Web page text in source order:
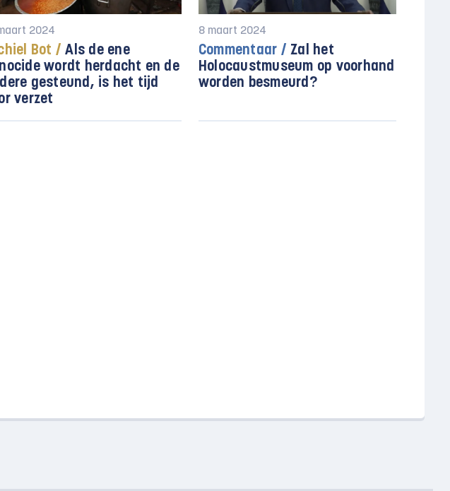
2024
Bot / Als de ene
wordt herdacht en de
gesteund, is het tijd
verzet
8 maart 2024
Commentaar / Zal het
Holocaustmuseum op voorhand
worden besmeurd?